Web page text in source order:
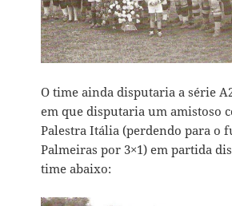
O time ainda disputaria a série
em que disputaria um amistoso
Palestra Itália (perdendo para o
Palmeiras por 3×1) em partida
time abaixo: